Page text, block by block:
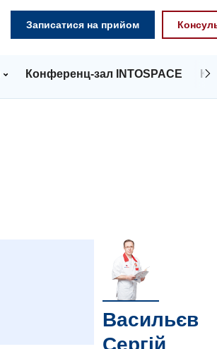
Записатися на прийом
Конференц-зал INTOSPACE
Васильєв
Сергій